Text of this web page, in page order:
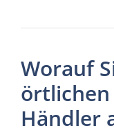
Worauf
örtlichen
Händler